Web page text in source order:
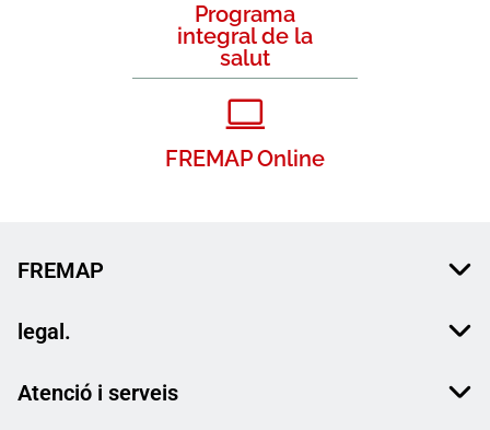
Programa
integral de la
salut
FREMAP Online
FREMAP
legal.
Atenció i serveis